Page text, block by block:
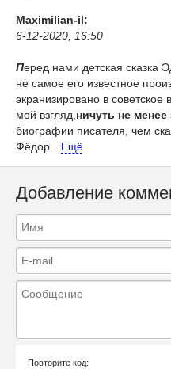
Maximilian-il:
6-12-2020, 16:50
Перед нами детская сказка
не самое его известное
экранизировано в
мой взгляд, ничуть не менее
биографии писателя, чем
Фёдор.
Ещё
Добавление
Повторите код: